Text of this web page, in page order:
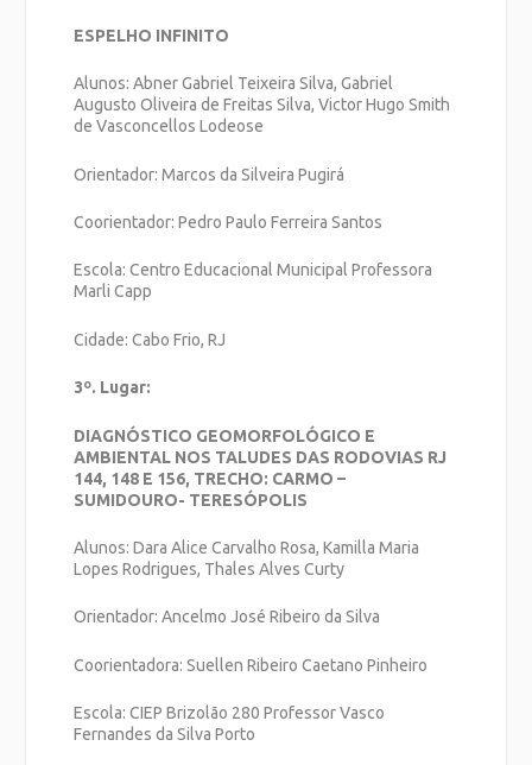
ESPELHO INFINITO
Alunos: Abner Gabriel Teixeira Silva, Gabriel
Augusto Oliveira de Freitas Silva, Victor Hugo Smith
de Vasconcellos Lodeose
Orientador: Marcos da Silveira Pugirá
Coorientador: Pedro Paulo Ferreira Santos
Escola: Centro Educacional Municipal Professora
Marli Capp
Cidade: Cabo Frio, RJ
3º. Lugar:
DIAGNÓSTICO GEOMORFOLÓGICO E
AMBIENTAL NOS TALUDES DAS RODOVIAS RJ
144, 148 E 156, TRECHO: CARMO –
SUMIDOURO- TERESÓPOLIS
Alunos: Dara Alice Carvalho Rosa, Kamilla Maria
Lopes Rodrigues, Thales Alves Curty
Orientador: Ancelmo José Ribeiro da Silva
Coorientadora: Suellen Ribeiro Caetano Pinheiro
Escola: CIEP Brizolão 280 Professor Vasco
Fernandes da Silva Porto